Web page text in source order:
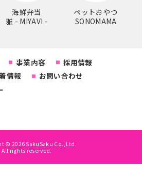
海鮮弁当
雅 - MIYAVI -
ペットおやつ
SONOMAMA
事業内容
採用情報
情報
お問い合わせ
© 2026 SakuSaku Co.,Ltd.
All rights reserved.